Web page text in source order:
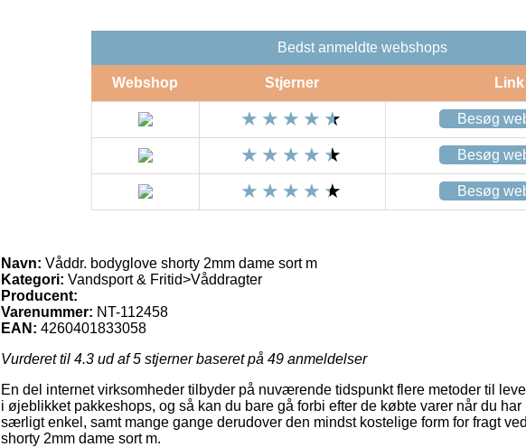
Bedst anmeldte webshops
Webshop Stjerner Link
Besøg
Besøg
Besøg
Navn: Våddr. bodyglove shorty 2mm dame sort m
Kategori: Vandsport & Fritid>Våddragter
Producent:
Varenummer: NT-112458
EAN: 4260401833058
Vurderet til 4.3 ud af 5 stjerner baseret på 49 anmeldelser
En del internet virksomheder tilbyder på nuværende tidspunkt flere metoder til
i øjeblikket pakkeshops, og så kan du bare gå forbi efter de købte varer når du
særligt enkel, samt mange gange derudover den mindst kostelige form for fragt
shorty 2mm dame sort m.